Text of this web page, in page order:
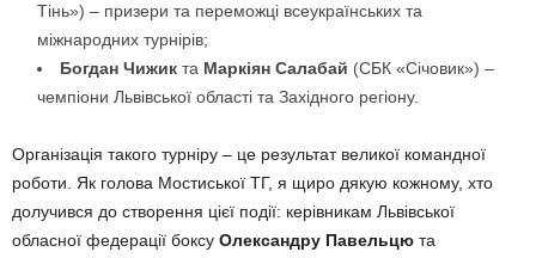
Тінь») – призери та переможці всеукраїнських та
міжнародних турнірів;
Богдан Чижик та Маркіян Салабай (СБК «Січовик») –
чемпіони Львівської області та Західного регіону.
Організація такого турніру – це результат великої командної
роботи. Як голова Мостиської ТГ, я щиро дякую кожному, хто
долучився до створення цієї події: керівникам Львівської
обласної федерації боксу Олександру Павельцю та